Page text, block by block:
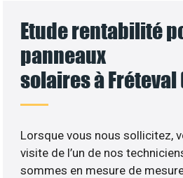
Etude rentabilité
panneaux
solaires à Fréteval
Lorsque vous nous sollicitez,
visite de l’un de nos
sommes en mesure de